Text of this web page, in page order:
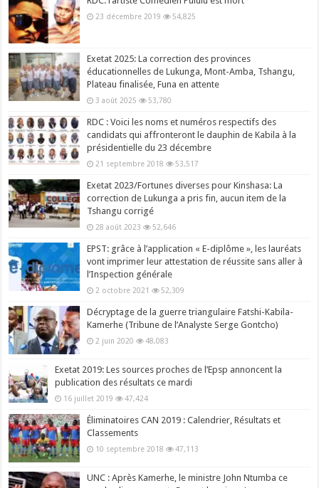
23 décembre 2019 54,825
Exetat 2025: La correction des provinces
éducationnelles de Lukunga, Mont-Amba, Tshangu,
Plateau finalisée, Funa en attente
3 août 2025 53,780
RDC : Voici les noms et numéros respectifs des
candidats qui affronteront le dauphin de Kabila à la
présidentielle du 23 décembre
21 septembre 2018 53,517
Exetat 2023/Fortunes diverses pour Kinshasa: La
correction de Lukunga a pris fin, aucun item de la
Tshangu corrigé
28 août 2023 52,646
EPST: grâce à l’application « E-diplôme », les lauréats
vont imprimer leur attestation de réussite sans aller à
l’Inspection générale
2 octobre 2021 52,309
Décryptage de la guerre triangulaire Fatshi-Kabila-
Kamerhe (Tribune de l’Analyste Serge Gontcho)
2 juin 2020 48,083
Exetat 2019: Les sources proches de l’Epsp annoncent la
publication des résultats ce mardi
16 juillet 2019 47,424
Éliminatoires CAN 2019 : Calendrier, Résultats et
Classements
10 septembre 2018 47,113
UNC : Après Kamerhe, le ministre John Ntumba ce